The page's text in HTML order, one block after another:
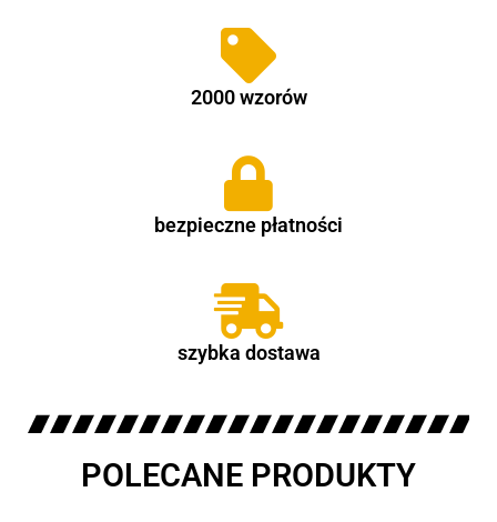
2000 wzorów
bezpieczne płatności
szybka dostawa
POLECANE PRODUKTY